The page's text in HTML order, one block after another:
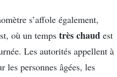
s’affole également,
où un temps très chaud est
Les autorités appellent à
les personnes âgées, les